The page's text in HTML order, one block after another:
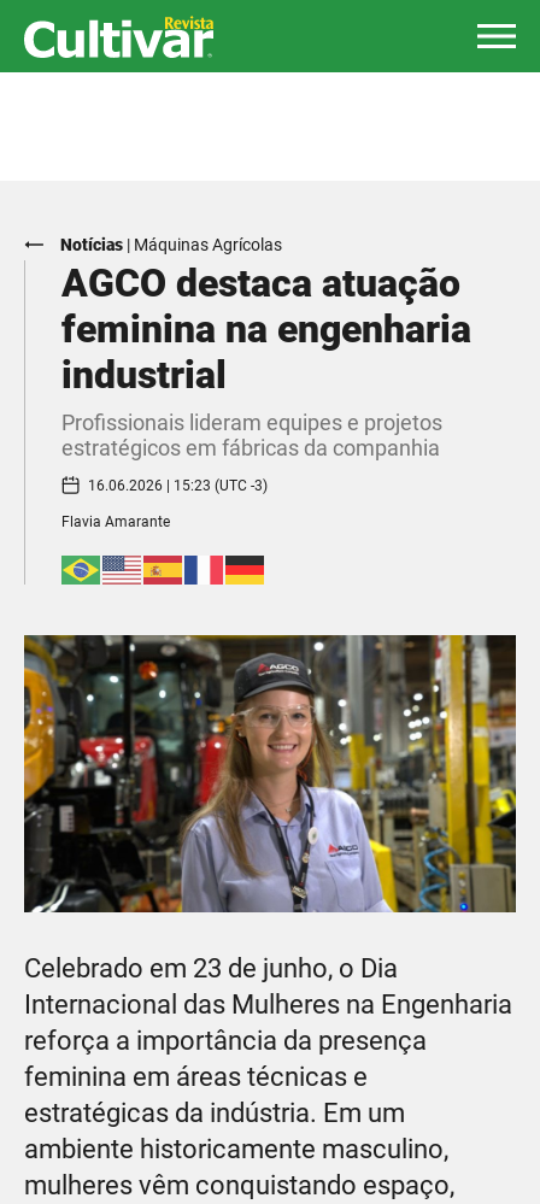
Notícias | Máquinas Agrícolas
AGCO destaca atuação
feminina na engenharia
industrial
Profissionais lideram equipes e projetos
estratégicos em fábricas da companhia
16.06.2026 | 15:23 (UTC -3)
Flavia Amarante
Celebrado em 23 de junho, o Dia
Internacional das Mulheres na Engenharia
reforça a importância da presença
feminina em áreas técnicas e
estratégicas da indústria. Em um
ambiente historicamente masculino,
mulheres vêm conquistando espaço,